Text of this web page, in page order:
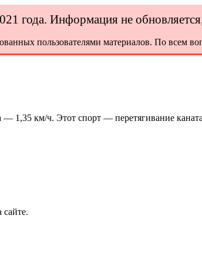
года. Информация не
пользователями материалов. По всем
— 1,35 км/ч. Этот спорт — перетягивание
сайте.